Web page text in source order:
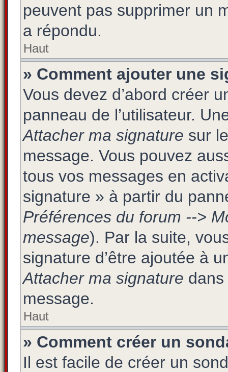
peuvent pas supprimer un
a répondu.
Haut
» Comment ajouter une
Vous devez d’abord créer
panneau de l’utilisateur.
Attacher ma signature sur
message. Vous pouvez
tous vos messages en
signature » à partir du
Préférences du forum -->
message). Par la suite,
signature d’être ajoutée à
Attacher ma signature
message.
Haut
» Comment créer un
Il est facile de créer un